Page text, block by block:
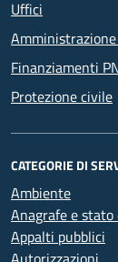
Uffici
Finanziamenti
Protezione civile
CATEGORIE DI
Ambiente
Anagrafe e
Appalti pubblici